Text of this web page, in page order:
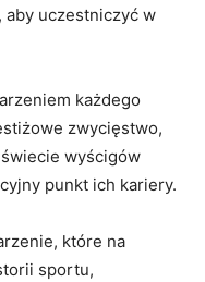
aby uczestniczyć w
⁤każdego
⁣zwycięstwo,
wyścigów
⁣punkt ich kariery.
które na
sportu,‍